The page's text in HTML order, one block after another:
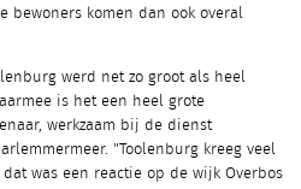
bewoners komen dan ook overal
werd net zo groot als heel
is het een heel grote
werkzaam bij de dienst
"Toolenburg kreeg veel
was een reactie op de wijk Overbos